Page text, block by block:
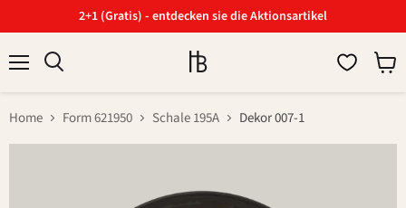
2+1 (Gratis) - entdecken sie die Aktionsartikel
Home Form 621950 Schale 195A Dekor 007-1